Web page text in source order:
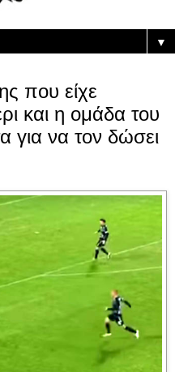
▼
που είχε
και η ομάδα του
για να τον δώσει